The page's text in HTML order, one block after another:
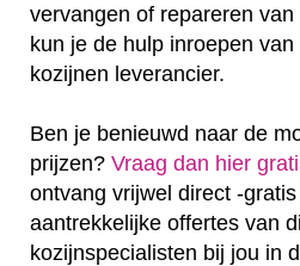
vervangen of repareren
kun je de hulp inroepen
kozijnen leverancier.
Ben je benieuwd naar de
prijzen? Vraag dan hier
ontvang vrijwel direct -
aantrekkelijke offertes van
kozijnspecialisten bij jou in